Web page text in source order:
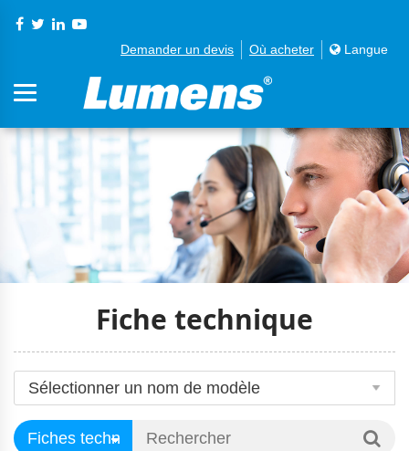
Demander un devis Où acheter Langue
Fiche technique